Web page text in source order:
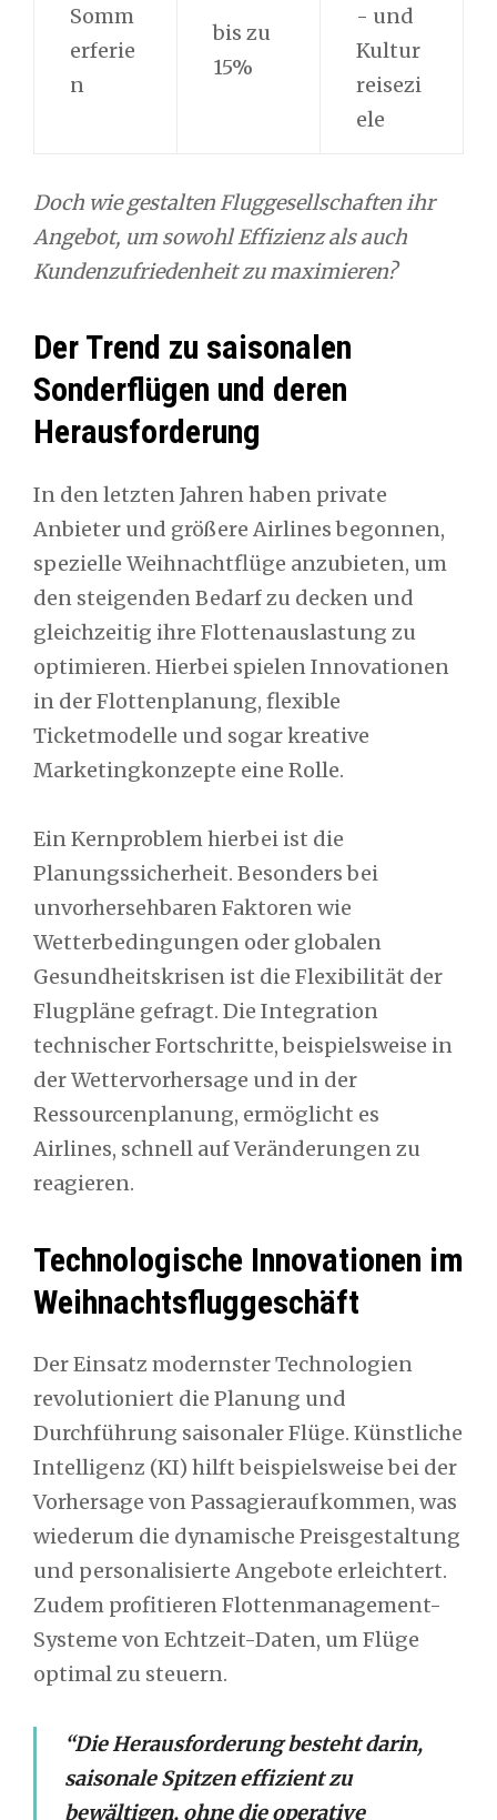
Somm
erferie
n
bis zu
15%
- und
Kultur
reisezi
ele
Doch wie gestalten Fluggesellschaften ihr
Angebot, um sowohl Effizienz als auch
Kundenzufriedenheit zu maximieren?
Der Trend zu saisonalen
Sonderflügen und deren
Herausforderung
In den letzten Jahren haben private
Anbieter und größere Airlines begonnen,
spezielle Weihnachtflüge anzubieten, um
den steigenden Bedarf zu decken und
gleichzeitig ihre Flottenauslastung zu
optimieren. Hierbei spielen Innovationen
in der Flottenplanung, flexible
Ticketmodelle und sogar kreative
Marketingkonzepte eine Rolle.
Ein Kernproblem hierbei ist die
Planungssicherheit. Besonders bei
unvorhersehbaren Faktoren wie
Wetterbedingungen oder globalen
Gesundheitskrisen ist die Flexibilität der
Flugpläne gefragt. Die Integration
technischer Fortschritte, beispielsweise in
der Wettervorhersage und in der
Ressourcenplanung, ermöglicht es
Airlines, schnell auf Veränderungen zu
reagieren.
Technologische Innovationen im
Weihnachtsfluggeschäft
Der Einsatz modernster Technologien
revolutioniert die Planung und
Durchführung saisonaler Flüge. Künstliche
Intelligenz (KI) hilft beispielsweise bei der
Vorhersage von Passagieraufkommen, was
wiederum die dynamische Preisgestaltung
und personalisierte Angebote erleichtert.
Zudem profitieren Flottenmanagement-
Systeme von Echtzeit-Daten, um Flüge
optimal zu steuern.
“Die Herausforderung besteht darin,
saisonale Spitzen effizient zu
bewältigen, ohne die operative